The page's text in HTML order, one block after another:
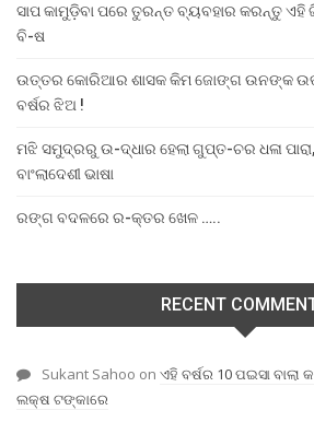
ସାପ କାମୁଡ଼ିବା ପରେ ତୁରନ୍ତ ବ୍ୟବହାର କରନ୍ତୁ
ବି-ଷ
ଉତ୍ତର କୋରିଆର ଶାସକ କିମ ଜୋଙ୍ଗ ଉନଙ୍କ
ବର୍ଷର ଝିଅ !
ମଝି ସମୁଦ୍ରରୁ ଉ-ଦ୍ଧାର ହେଲା ଗୁପ୍ତ-ଚର ଧଳା ପାରା,
ବାଂଲାଦେଶୀ ଭାଷା
ରଙ୍ଗ ବଦଳରେ ର-କ୍ତର ଖେଳ …..
RECENT
Sukant Sahoo on ଏହି ବର୍ଷର 10 ପଇସା
ଲକ୍ଷ ଟଙ୍କାରେ